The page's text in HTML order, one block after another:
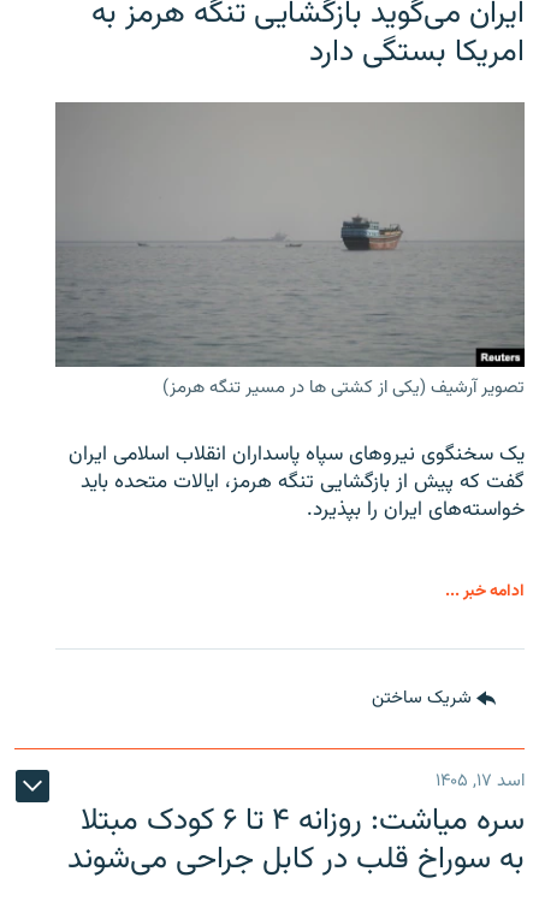
ایران می‌گوید بازگشایی تنگه هرمز به
امریکا بستگی دارد
تصویر آرشیف (یکی از کشتی ها در مسیر تنگه هرمز)
یک سخنگوی نیروهای سپاه پاسداران انقلاب اسلامی ایران
گفت که پیش از بازگشایی تنگه هرمز، ایالات متحده باید
خواسته‌های ایران را بپذیرد.
ادامه خبر ...
شریک ساختن
اسد ۱۷, ۱۴۰۵
سره‌ میاشت: روزانه ۴ تا ۶ کودک مبتلا
به سوراخ قلب در کابل جراحی می‌شوند